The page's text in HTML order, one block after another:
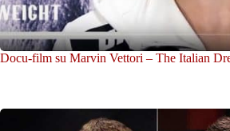
Docu-film su Marvin Vettori – The Italian